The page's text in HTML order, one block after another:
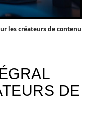
les créateurs de contenu
DE